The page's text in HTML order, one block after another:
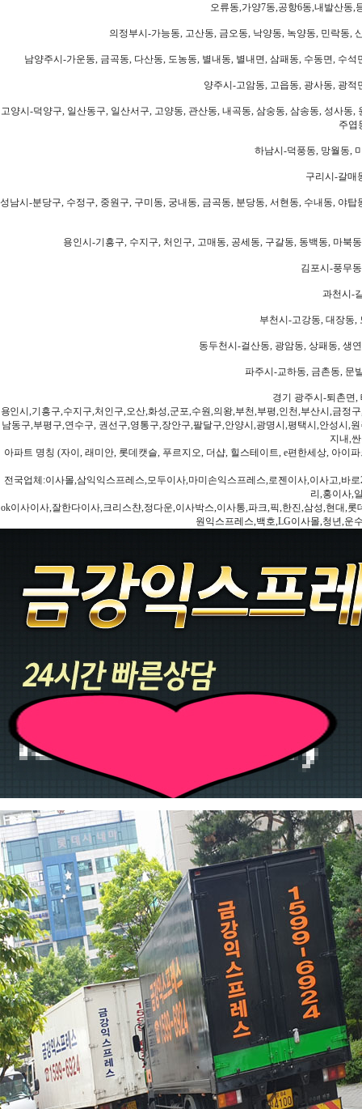
오류동,가양7동,공항6동,내발산동,
의정부시-가능동, 고산동, 금오동, 낙양동, 녹양동, 민락동,
남양주시-가운동, 금곡동, 다산동, 도농동, 별내동, 별내면, 삼패동, 수동면, 수
양주시-고암동, 고읍동, 광사동, 광
고양시-덕양구, 일산동구, 일산서구, 고양동, 관산동, 내곡동, 삼숭동, 삼송동, 성사
주엽
하남시-덕풍동, 망월동,
구리시-갈매
성남시-분당구, 수정구, 중원구, 구미동, 궁내동, 금곡동, 분당동, 서현동, 수내동, 야
용인시-기흥구, 수지구, 처인구, 고매동, 공세동, 구갈동, 동백동, 마북
김포시-풍무
과천시-
부천시-고강동, 대장동,
동두천시-걸산동, 광암동, 상패동, 생
파주시-교하동, 금촌동, 문
경기 광주시-퇴촌면,
용인시,기흥구,수지구,처인구,오산,화성,군포,수원,의왕,부천,부평,인천,부산시,금
남동구,부평구,연수구, 권선구,영통구,장안구,팔달구,안양시,광명시,평택시,안성시,
지내,
아파트 명칭 (자이, 래미안, 롯데캣슬, 푸르지오, 더샵, 힐스테이트, e편한세상, 아이
전국업체:이사몰,삼익익스프레스,모두이사,마미손익스프레스,로젠이사,이사고,바
리,홍이사,
ok이사이사,잘한다이사,크리스챤,정다운,이사박스,이사통,파크,픽,한진,삼성,현대,
원익스프레스,백호,LG이사몰,청년,운